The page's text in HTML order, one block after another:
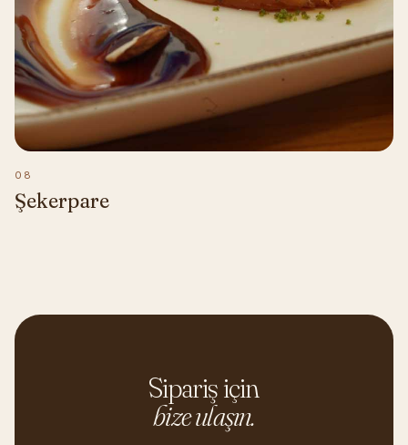
08
Şekerpare
Sipariş için
bize ulaşın.